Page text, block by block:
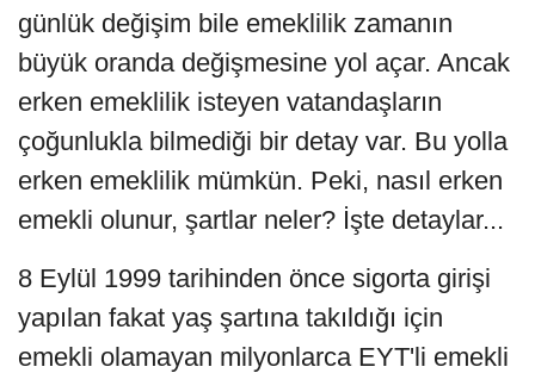
günlük değişim bile emeklilik zamanın
büyük oranda değişmesine yol açar. Ancak
erken emeklilik isteyen vatandaşların
çoğunlukla bilmediği bir detay var. Bu yolla
erken emeklilik mümkün. Peki, nasıl erken
emekli olunur, şartlar neler? İşte detaylar...
8 Eylül 1999 tarihinden önce sigorta girişi
yapılan fakat yaş şartına takıldığı için
emekli olamayan milyonlarca EYT'li emekli